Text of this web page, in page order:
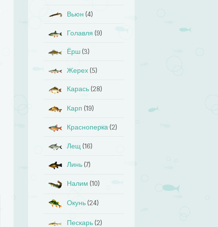
Вьюн (4)
Голавля (9)
Ёрш (3)
Жерех (5)
Карась (28)
Карп (19)
Красноперка (2)
Лещ (16)
Линь (7)
Налим (10)
Окунь (24)
Пескарь (2)